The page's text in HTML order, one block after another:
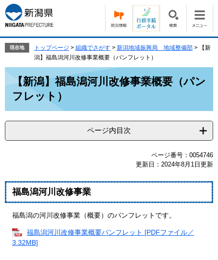
ー
ジ
の
で
ニ
ュ
ー
ば
現在地 トップページ > 組織でさがす > 新潟地域振興局 地域整備部 >
【新
潟】福島潟河川改修事業概要（パンフレット）
【新潟】福島潟河川改修事業概要（パン
フレット）
ページ内目次
ページ番号：0054746
更新日：2024年8月1日更新
福島潟河川改修事業
福島潟の河川改修事業（概要）のパンフレットです。
福島潟河川改修事業概要パンフレット [PDFファイル／
3.32MB]